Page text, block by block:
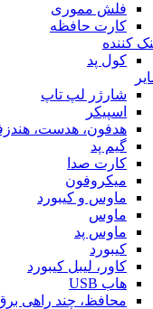
فلش مموری
کارت حافظه
کننده
کول پد
شارژر لپ تاپ
اسپیکر
هدفون، هدست،
گیم پد
کارت صدا
میکروفون
ماوس و کیبورد
ماوس
ماوس پد
کیبورد
کاور، لیبل کیبورد
هاب USB
محافظ، چند راهی